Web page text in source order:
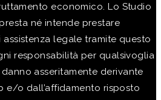
economico. Lo Studio
né intende prestare
legale tramite questo
responsabilità per qualsivoglia
asseritamente derivante
e/o dall’affidamento risposto